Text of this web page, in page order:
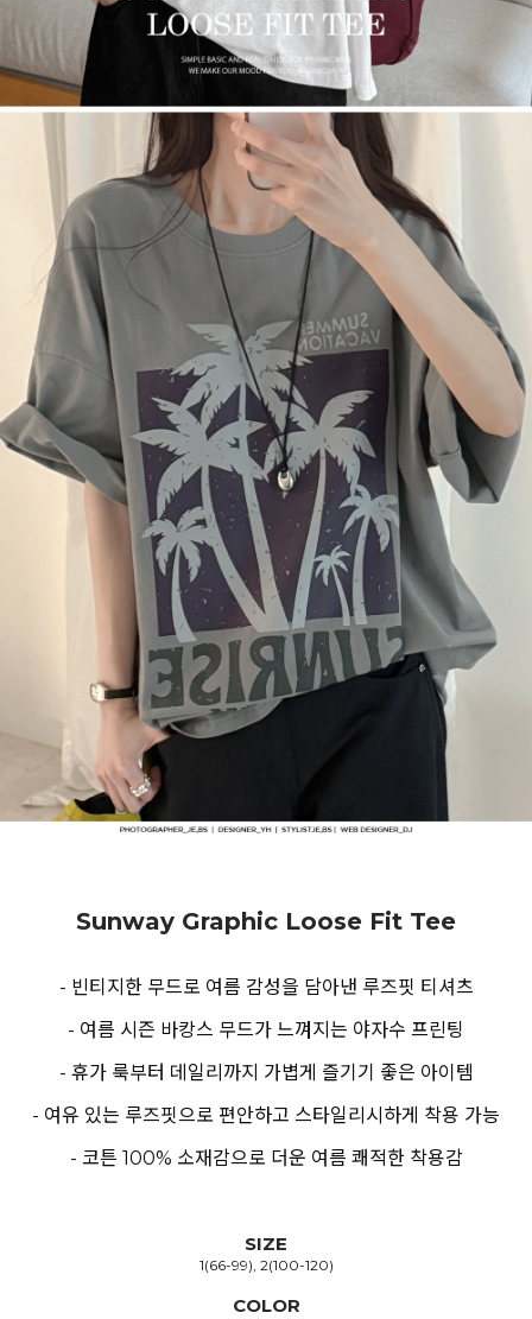
Sunway Graphic Loose Fit Tee
- 빈티지한 무드로 여름 감성을 담아낸 루즈핏 티셔츠
- 여름 시즌 바캉스 무드가 느껴지는 야자수 프린팅
- 휴가 룩부터 데일리까지 가볍게 즐기기 좋은 아이템
- 여유 있는 루즈핏으로 편안하고 스타일리시하게 착용 가능
- 코튼 100% 소재감으로 더운 여름 쾌적한 착용감
SIZE
1(66-99), 2(100-120)
COLOR